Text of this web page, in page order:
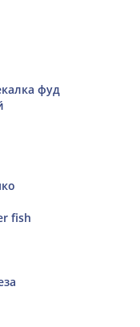
фуд
fish